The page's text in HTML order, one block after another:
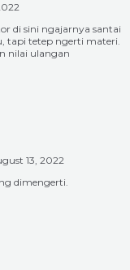
di sini ngajarnya santai
tapi tetep ngerti materi.
nilai ulangan
13, 2022
dimengerti.